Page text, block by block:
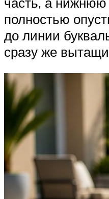
полностью
до линии
сразу же